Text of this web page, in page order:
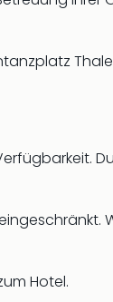
Hotel.